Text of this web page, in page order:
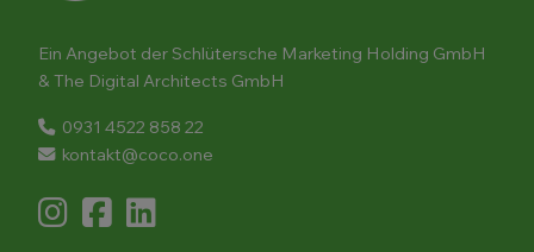
Ein Angebot der Schlütersche Marketing Holding GmbH
& The Digital Architects GmbH
0931 4522 858 22
kontakt@coco.one